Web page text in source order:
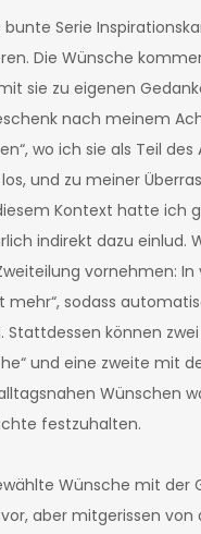
Serie
Die Wünsche
sie zu eigenen
nach meinem
wo ich sie als Teil
und zu meiner
Kontext hatte ich
indirekt dazu einlud.
vornehmen:
sodass
Stattdessen können
und eine zweite mit
Wünschen
festzuhalten.
Wünsche mit der
aber mitgerissen